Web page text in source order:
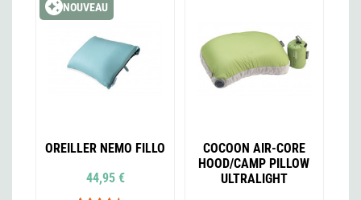
NOUVEAU
OREILLER NEMO FILLO
44,95 €
COCOON AIR-CORE
HOOD/CAMP PILLOW
ULTRALIGHT